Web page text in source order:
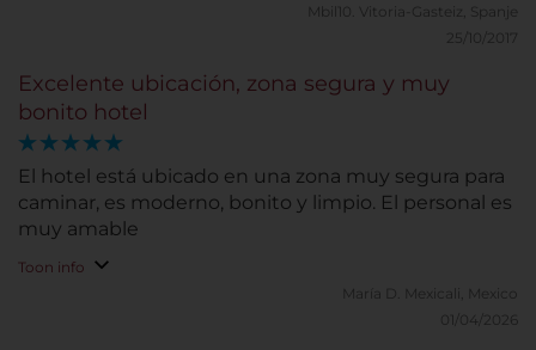
Mbil10.
Vitoria-Gasteiz, Spanje
25/10/2017
Excelente ubicación, zona segura y muy
bonito hotel
El hotel está ubicado en una zona muy segura para
caminar, es moderno, bonito y limpio. El personal es
muy amable
Toon info
María D.
Mexicali, Mexico
01/04/2026